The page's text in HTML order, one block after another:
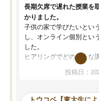
長期欠席で遅れた授業を
かりました。
子供の家で学びたいとい
し、オンライン個別とい
した。
ヒアリングでどのような
か、オプションは付帯す
事が出来ました。
ーティングを行い、その
投稿日：
トウコベ【東大生に